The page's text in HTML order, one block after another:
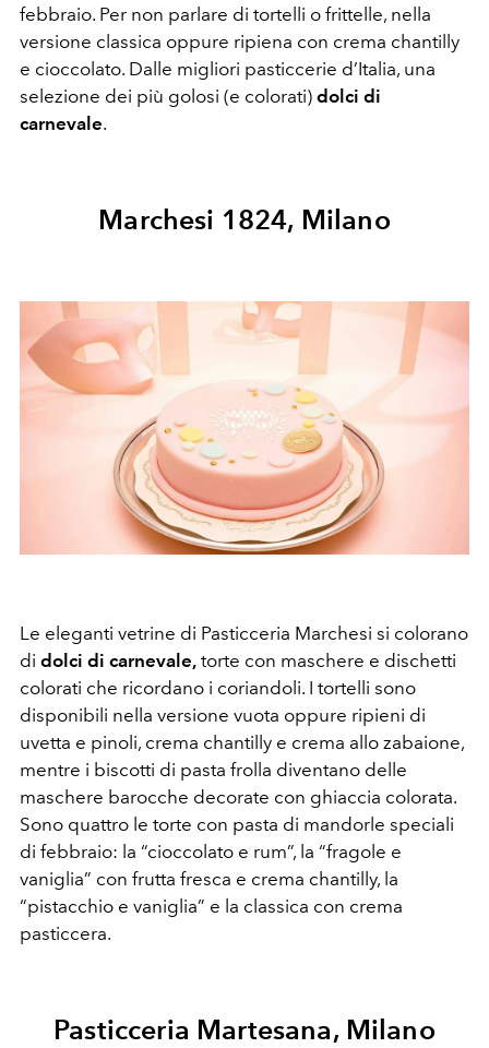
febbraio. Per non parlare di tortelli o frittelle, nella
versione classica oppure ripiena con crema chantilly
e cioccolato. Dalle migliori pasticcerie d’Italia, una
selezione dei più golosi (e colorati) dolci di
carnevale.
Marchesi 1824, Milano
Le eleganti vetrine di Pasticceria Marchesi si colorano
di dolci di carnevale, torte con maschere e dischetti
colorati che ricordano i coriandoli. I tortelli sono
disponibili nella versione vuota oppure ripieni di
uvetta e pinoli, crema chantilly e crema allo zabaione,
mentre i biscotti di pasta frolla diventano delle
maschere barocche decorate con ghiaccia colorata.
Sono quattro le torte con pasta di mandorle speciali
di febbraio: la “cioccolato e rum”, la “fragole e
vaniglia” con frutta fresca e crema chantilly, la
“pistacchio e vaniglia” e la classica con crema
pasticcera.
Pasticceria Martesana, Milano